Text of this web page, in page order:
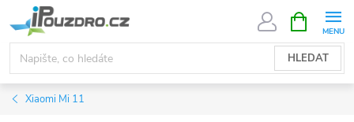
na
obsah
HLEDAT
NÁKUPNÍ
KOŠÍK
Xiaomi Mi 11